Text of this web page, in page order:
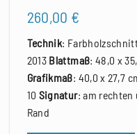
260,00 €
Technik:
2013 Blattmaß: 48,0 x
Grafikmaß: 40,0 x 27,7
10 Signatur: am rechten
Rand